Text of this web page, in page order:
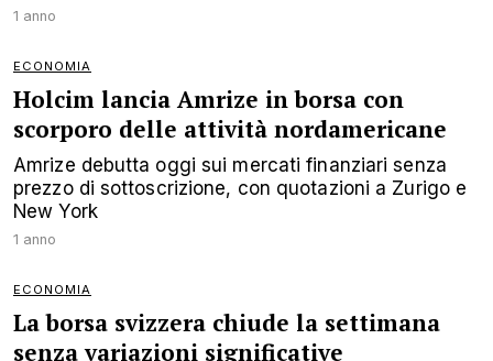
1 anno
ECONOMIA
Holcim lancia Amrize in borsa con
scorporo delle attività nordamericane
Amrize debutta oggi sui mercati finanziari senza
prezzo di sottoscrizione, con quotazioni a Zurigo e
New York
1 anno
ECONOMIA
La borsa svizzera chiude la settimana
senza variazioni significative